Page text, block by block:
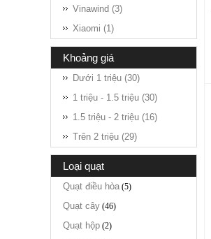
Vinawind (3)
Xiaomi (1)
khoảng giá
Dưới 1 triệu (30)
1 triệu - 1.5 triệu (30)
1.5 triệu - 2 triệu (16)
Trên 2 triệu (29)
loại quạt
Quạt điều hòa (5)
Quạt cây (46)
Quạt hộp (2)